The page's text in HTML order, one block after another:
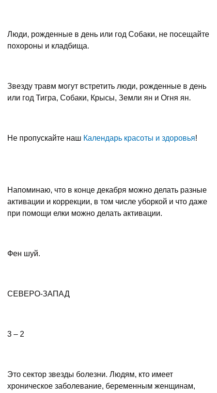
Люди, рожденные в день или год Собаки, не посещайте
похороны и кладбища.
Звезду травм могут встретить люди, рожденные в день
или год Тигра, Собаки, Крысы, Земли ян и Огня ян.
Не пропускайте наш Календарь красоты и здоровья!
Напоминаю, что в конце декабря можно делать разные
активации и коррекции, в том числе уборкой и что даже
при помощи елки можно делать активации.
Фен шуй.
СЕВЕРО-ЗАПАД
3 – 2
Это сектор звезды болезни. Людям, кто имеет
хроническое заболевание, беременным женщинам,